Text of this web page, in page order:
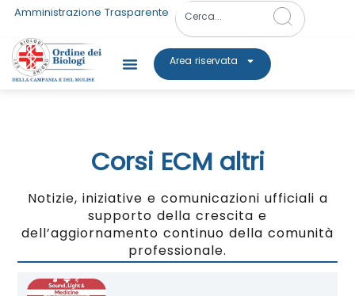
Amministrazione Trasparente
Area riservata
Corsi ECM altri
Notizie, iniziative e comunicazioni ufficiali a
supporto della crescita e
dell’aggiornamento continuo della comunità
professionale.